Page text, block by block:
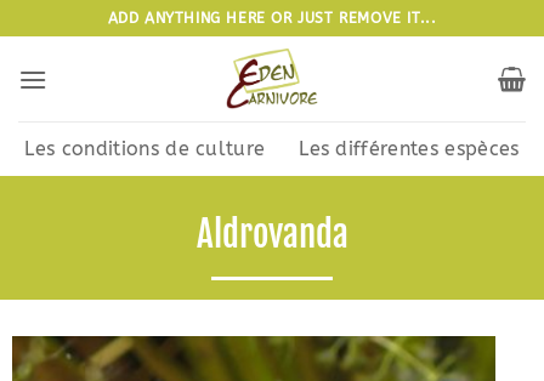
au
contenu
ADD ANYTHING HERE OR JUST REMOVE IT...
Les conditions de culture Les différentes espèces
Aldrovanda